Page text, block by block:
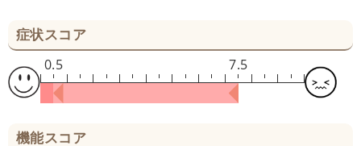
症状スコア
7.5
0.5
機能スコア